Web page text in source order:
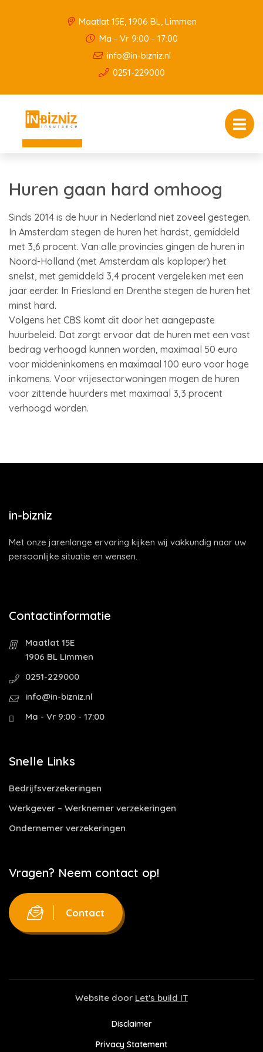
Maatlat 15E, 1906 BL, Limmen
Ma - Vr 9:00 - 17:00
info@in-bizniz.nl
0251-229000
Huren gaan hard omhoog
Sinds 2014 is de huur in Nederland niet zoveel gestegen.
In Amsterdam stegen de huren het hardst, gemiddeld
met 3,6 procent. Van alle provincies gingen de huren in
Noord-Holland (met Amsterdam als koploper) het
snelst, met gemiddeld 3,4 procent vergeleken met een
jaar eerder. In Friesland en Drenthe stegen de huren het
minst hard.
Volgens het CBS komt dit door het aangepaste
huurbeleid. Dat zorgt ervoor dat de huren met een vast
bedrag verhoogd kunnen worden, maximaal 50 euro
voor middeninkomens en maximaal 100 euro voor hoge
inkomens. Voor vrijesectorwoningen mogen de huren
voor zittende huurders met maximaal 3,3 procent
verhoogd worden.
in-bizniz
Met onze jarenlange ervaring kijken wij vakkundig naar uw
persoonlijke situatie en wensen.
Contactinformatie
Maatlat 15E
1906 BL Limmen
0251-229000
info@in-bizniz.nl
Ma - Vr 9:00 - 17:00
Snelle Links
Bedrijfsverzekeringen
Werkgever – Werknemer verzekeringen
Ondernemer verzekeringen
Vragen? Neem contact op!
Contact
Website door Let's build IT
Disclaimer
Privacy Statement